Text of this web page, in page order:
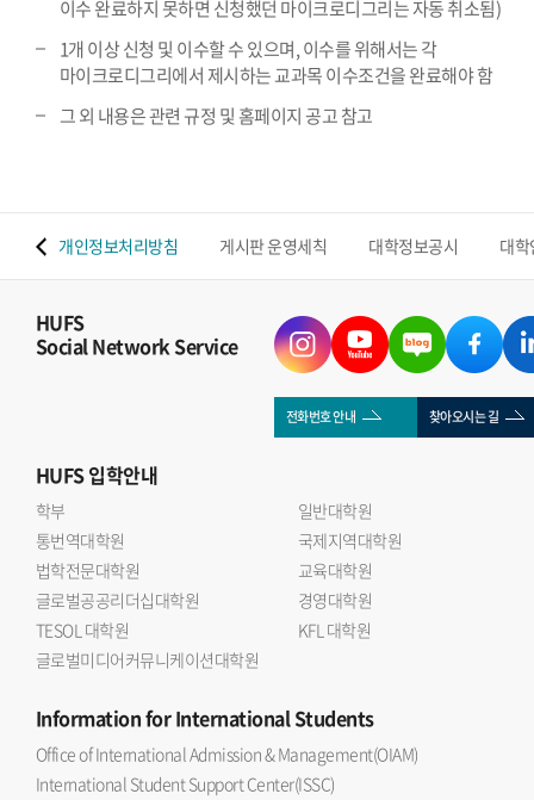
이수 완료하지 못하면 신청했던 마이크로디그리는 자동 취소됨)
1개 이상 신청 및 이수할 수 있으며, 이수를 위해서는 각
마이크로디그리에서 제시하는 교과목 이수조건을 완료해야 함
그 외 내용은 관련 규정 및 홈페이지 공고 참고
개인정보처리방침 게시판 운영세칙 대학정보공시 대
HUFS
Social Network Service
전화번호 안내 찾아오시는 길
HUFS입학안내
학부
일반대학원
통번역대학원
국제지역대학원
법학전문대학원
교육대학원
글로벌공공리더십대학원
경영대학원
TESOL 대학원
KFL 대학원
글로벌미디어커뮤니케이션대학원
Informationfor International Students
Office of International Admission & Management(OIAM)
International Student Support Center(ISSC)